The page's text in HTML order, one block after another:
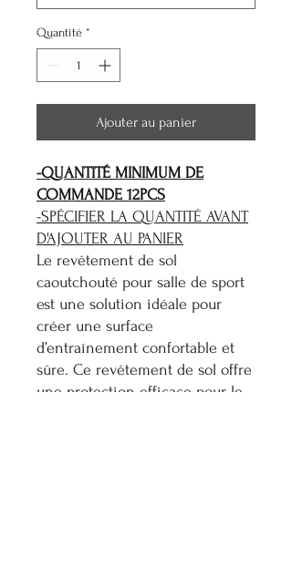
Quantité *
Ajouter au panier
-QUANTITÉ MINIMUM DE
COMMANDE 12PCS
-SPÉCIFIER LA QUANTITÉ AVANT
D'AJOUTER AU PANIER
Le revêtement de sol
caoutchouté pour salle de sport
est une solution idéale pour
créer une surface
d’entraînement confortable et
sûre. Ce revêtement de sol offre
une protection efficace pour le